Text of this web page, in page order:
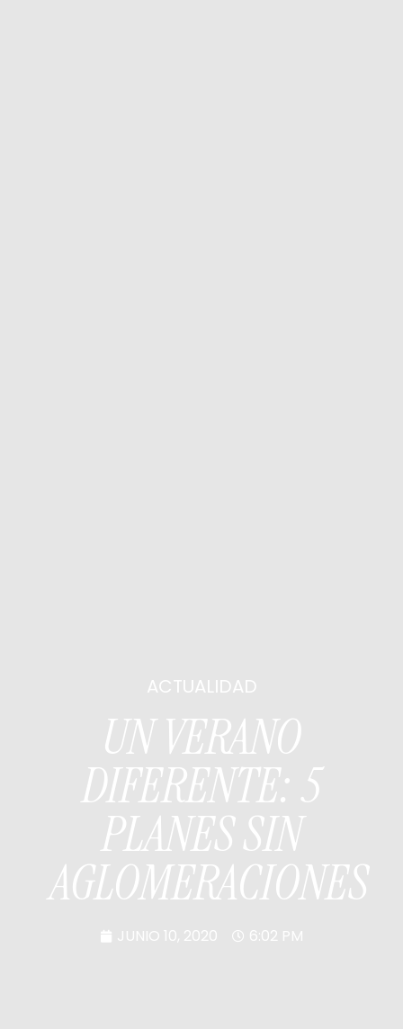
ACTUALIDAD
UN VERANO
DIFERENTE: 5
PLANES SIN
AGLOMERACIONES
JUNIO 10, 2020 6:02 PM